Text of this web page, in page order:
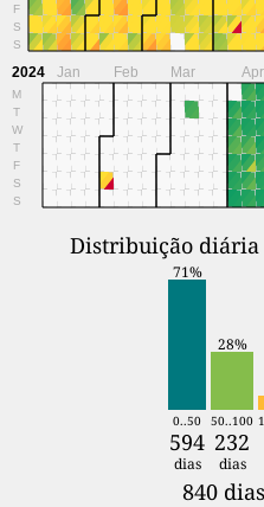
F
S
S
2024
M
T
W
T
F
S
S
Jan Feb Mar Apr
Distribuição diária
71%
28%
0..50 50..100
594 232
dias dias
840